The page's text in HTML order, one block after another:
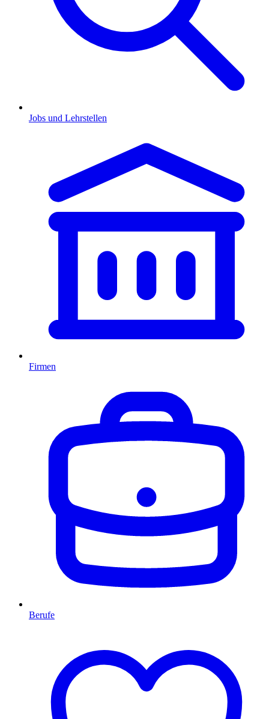
Jobs und Lehrstellen
Firmen
Berufe